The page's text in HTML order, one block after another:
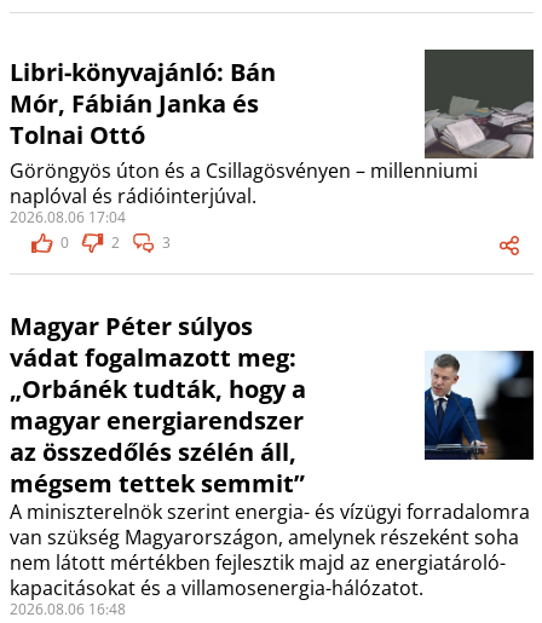
Libri-könyvajánló: Bán
Mór, Fábián Janka és
Tolnai Ottó
Göröngyös úton és a Csillagösvényen – millenniumi
naplóval és rádióinterjúval.
2026.08.06 17:04
0
2 3
Magyar Péter súlyos
vádat fogalmazott meg:
„Orbánék tudták, hogy a
magyar energiarendszer
az összedőlés szélén áll,
mégsem tettek semmit”
A miniszterelnök szerint energia- és vízügyi forradalomra
van szükség Magyarországon, amelynek részeként soha
nem látott mértékben fejlesztik majd az energiatároló-
kapacitásokat és a villamosenergia-hálózatot.
2026.08.06 16:48